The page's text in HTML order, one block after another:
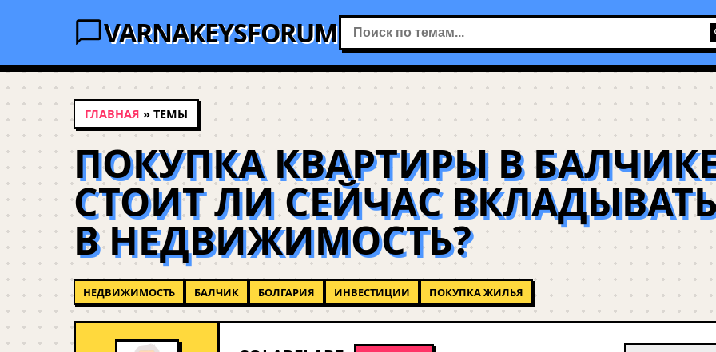
VARNAKEYSFORUM
ГЛАВНАЯ » ТЕМЫ
ПОКУПКА КВАРТИРЫ В
СТОИТ ЛИ СЕЙЧАС
В НЕДВИЖИМОСТЬ?
НЕДВИЖИМОСТЬ БАЛЧИК БОЛГАРИЯ ИНВЕСТИЦИИ ПОКУПКА ЖИЛЬЯ